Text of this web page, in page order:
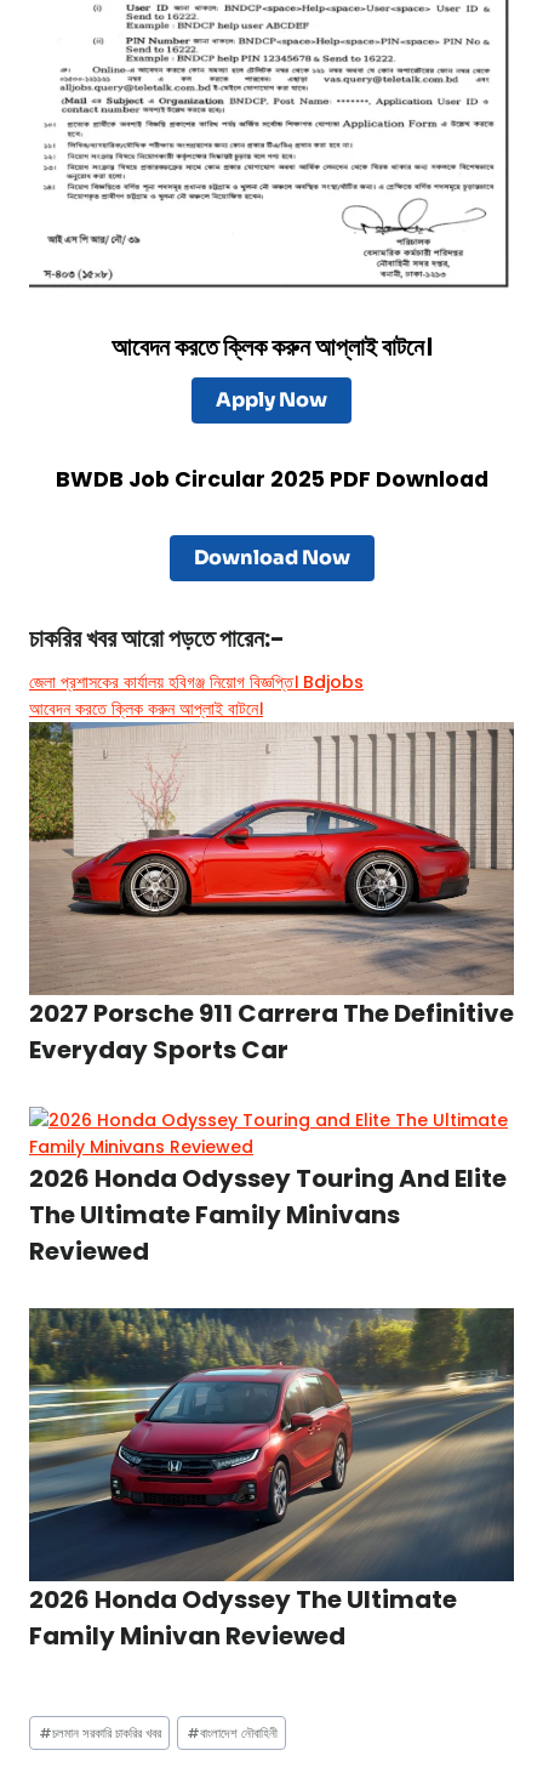
আবেদন করতে ক্লিক করুন আপ্লাই বাটনে।
Apply Now
BWDB Job Circular 2025 PDF Download
Download Now
চাকরির খবরআরো পড়তে পারেন:-
জেলা প্রশাসকের কার্যালয় হবিগঞ্জ নিয়োগ বিজ্ঞপ্তি। Bdjobs
আবেদন করতে ক্লিক করুন আপ্লাই বাটনে।
2027 Porsche 911 Carrera The Definitive
Everyday Sports Car
2026 Honda Odyssey Touring And Elite
The Ultimate Family Minivans
Reviewed
2026 Honda Odyssey The Ultimate
Family Minivan Reviewed
Post
Tags:
#চলমান সরকারি চাকরির খবর #বাংলাদেশ নৌবাহিনী